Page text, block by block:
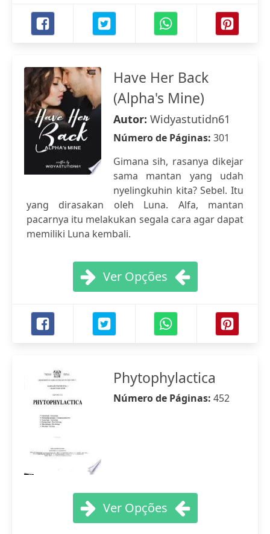
Have Her Back
(Alpha's Mine)
Autor: Widyastutidn61
Número de Páginas: 301
Gimana sih, rasanya dikejar
sama mantan yang udah
nyelingkuhin kita? Sebel. Itu
yang dirasakan oleh Luna. Alfa, mantan
pacarnya itu melakukan segala cara agar dapat
memiliki Luna kembali.
Ver Opções
Phytophylactica
Número de Páginas: 452
Ver Opções